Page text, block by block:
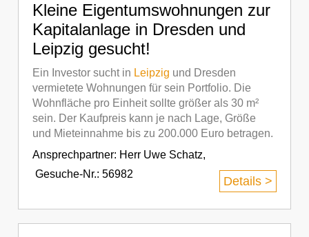
Kleine Eigentumswohnungen zur
Kapitalanlage in Dresden und
Leipzig gesucht!
Ein Investor sucht in Leipzig und Dresden
vermietete Wohnungen für sein Portfolio. Die
Wohnfläche pro Einheit sollte größer als 30 m²
sein. Der Kaufpreis kann je nach Lage, Größe
und Mieteinnahme bis zu 200.000 Euro betragen.
Ansprechpartner: Herr Uwe Schatz,
Gesuche-Nr.: 56982
Details >